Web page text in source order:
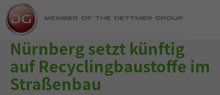
Nürnberg setzt künftig
auf Recyclingbaustoffe im
Straßenbau